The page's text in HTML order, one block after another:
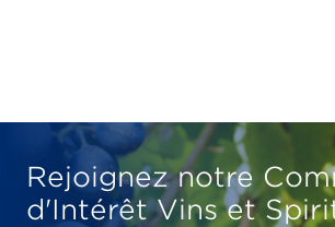
Rejoignez notre
d'Intérêt Vins et